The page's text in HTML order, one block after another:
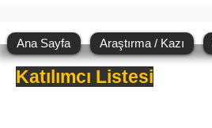
Ana Sayfa Araştırma / Kazı
Katılımcı Listesi